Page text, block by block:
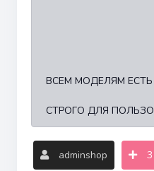
ВСЕМ МОДЕЛЯМ ЕСТЬ
СТРОГО ДЛЯ
adminshop